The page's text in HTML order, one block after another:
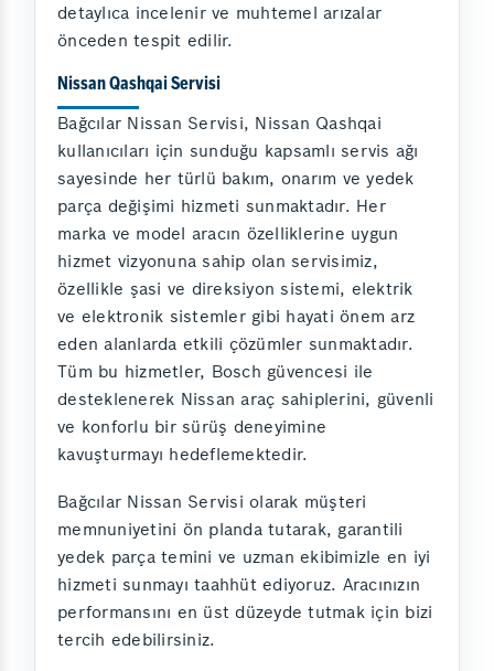
detaylıca incelenir ve muhtemel arızalar
önceden tespit edilir.
Nissan Qashqai Servisi
Bağcılar Nissan Servisi, Nissan Qashqai
kullanıcıları için sunduğu kapsamlı servis ağı
sayesinde her türlü bakım, onarım ve yedek
parça değişimi hizmeti sunmaktadır. Her
marka ve model aracın özelliklerine uygun
hizmet vizyonuna sahip olan servisimiz,
özellikle şasi ve direksiyon sistemi, elektrik
ve elektronik sistemler gibi hayati önem arz
eden alanlarda etkili çözümler sunmaktadır.
Tüm bu hizmetler, Bosch güvencesi ile
desteklenerek Nissan araç sahiplerini, güvenli
ve konforlu bir sürüş deneyimine
kavuşturmayı hedeflemektedir.
Bağcılar Nissan Servisi olarak müşteri
memnuniyetini ön planda tutarak, garantili
yedek parça temini ve uzman ekibimizle en iyi
hizmeti sunmayı taahhüt ediyoruz. Aracınızın
performansını en üst düzeyde tutmak için bizi
tercih edebilirsiniz.